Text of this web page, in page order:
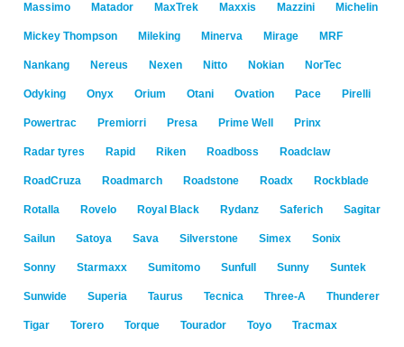
Massimo Matador MaxTrek Maxxis Mazzini Michelin
Mickey Thompson Mileking Minerva Mirage MRF
Nankang Nereus Nexen Nitto Nokian NorTec
Odyking Onyx Orium Otani Ovation Pace Pirelli
Powertrac Premiorri Presa Prime Well Prinx
Radar tyres Rapid Riken Roadboss Roadclaw
RoadCruza Roadmarch Roadstone Roadx Rockblade
Rotalla Rovelo Royal Black Rydanz Saferich Sagitar
Sailun Satoya Sava Silverstone Simex Sonix
Sonny Starmaxx Sumitomo Sunfull Sunny Suntek
Sunwide Superia Taurus Tecnica Three-A Thunderer
Tigar Torero Torque Tourador Toyo Tracmax